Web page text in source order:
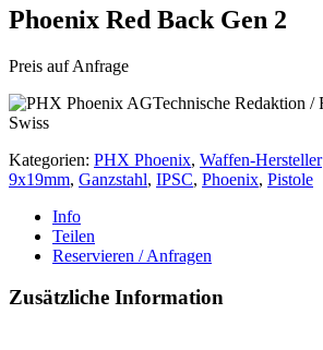
Phoenix Red Back Gen 2
Preis auf Anfrage
Kategorien: PHX Phoenix, Waffen-Hersteller
9x19mm, Ganzstahl, IPSC, Phoenix, Pistole
Info
Teilen
Reservieren / Anfragen
Zusätzliche Information